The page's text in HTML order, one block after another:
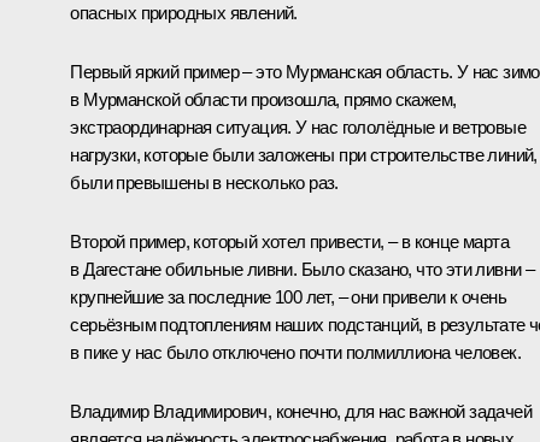
опасных природных явлений.
Первый яркий пример – это Мурманская область. У нас
в Мурманской области произошла, прямо скажем,
экстраординарная ситуация. У нас гололёдные и ветровые
нагрузки, которые были заложены при строительстве линий,
были превышены в несколько раз.
Второй пример, который хотел привести, – в конце марта
в Дагестане обильные ливни. Было сказано, что эти ливни –
крупнейшие за последние 100 лет, – они привели к очень
серьёзным подтоплениям наших подстанций, в результате
в пике у нас было отключено почти полмиллиона человек.
Владимир Владимирович, конечно, для нас важной задачей